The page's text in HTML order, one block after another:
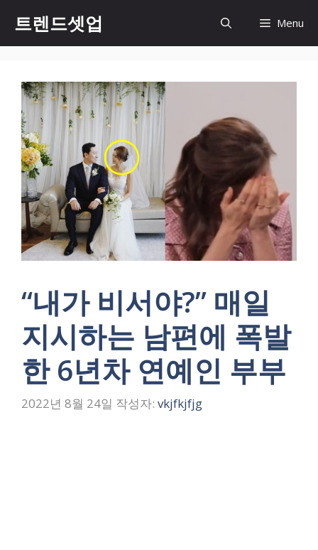
츠
트렌드셋업 Menu
“내가 비서야?” 매일
지시하는 남편에 폭발
한 6년차 연예인 부부
2022년 8월 24일 작성자: vkjfkjfjg